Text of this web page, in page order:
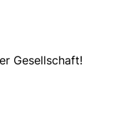
Gesellschaft!